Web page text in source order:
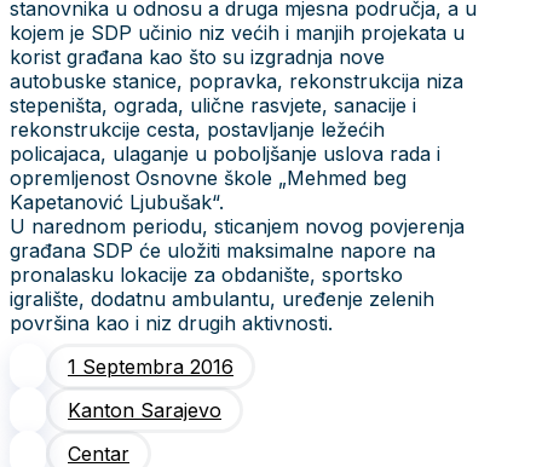
stanovnika u odnosu a druga mjesna područja, a u
kojem je SDP učinio niz većih i manjih projekata u
korist građana kao što su izgradnja nove
autobuske stanice, popravka, rekonstrukcija niza
stepeništa, ograda, ulične rasvjete, sanacije i
rekonstrukcije cesta, postavljanje ležećih
policajaca, ulaganje u poboljšanje uslova rada i
opremljenost Osnovne škole „Mehmed beg
Kapetanović Ljubušak“.
U narednom periodu, sticanjem novog povjerenja
građana SDP će uložiti maksimalne napore na
pronalasku lokacije za obdanište, sportsko
igralište, dodatnu ambulantu, uređenje zelenih
površina kao i niz drugih aktivnosti.
1 Septembra 2016
Kanton Sarajevo
Centar